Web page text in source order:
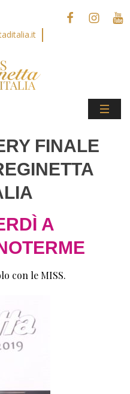
FINALE
A
con le MISS.